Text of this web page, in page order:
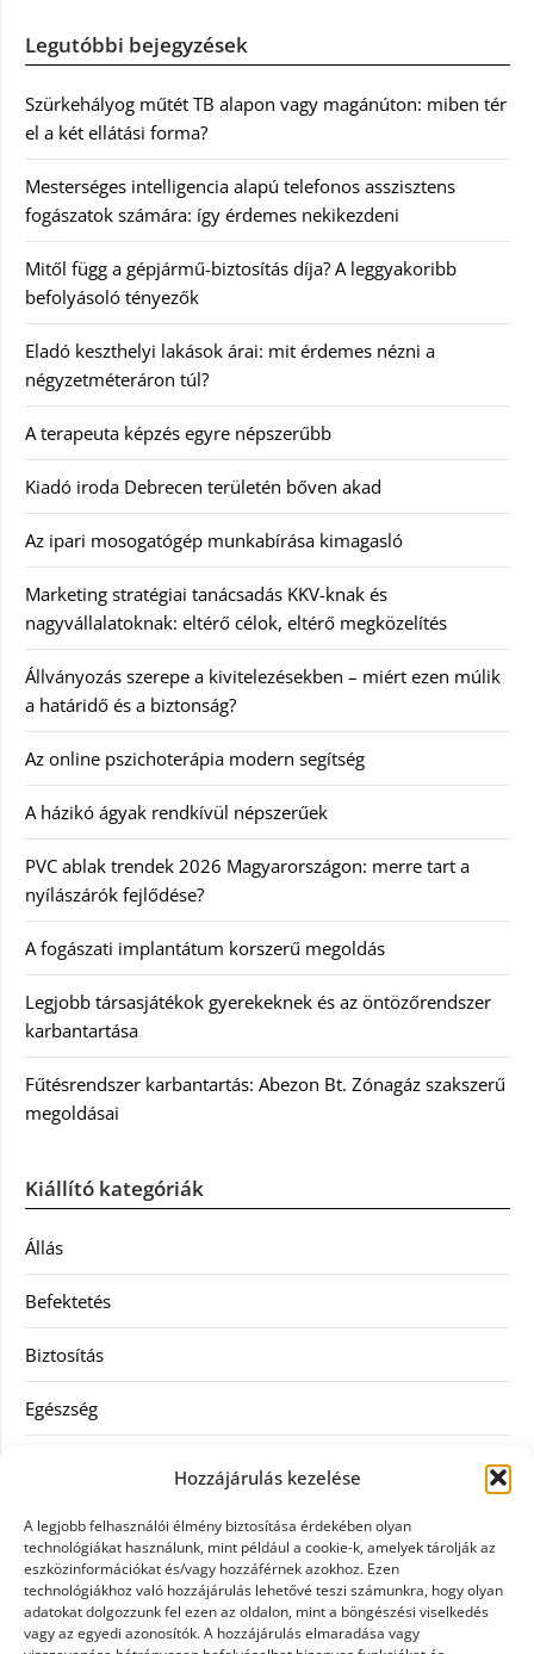
Hozzájárulás kezelése
A legjobb felhasználói élmény biztosítása érdekében olyan
technológiákat használunk, mint például a cookie-k, amelyek tárolják az
eszközinformációkat és/vagy hozzáférnek azokhoz. Ezen
technológiákhoz való hozzájárulás lehetővé teszi számunkra, hogy olyan
adatokat dolgozzunk fel ezen az oldalon, mint a böngészési viselkedés
vagy az egyedi azonosítók. A hozzájárulás elmaradása vagy
Legutóbbi bejegyzések
Szürkehályog műtét TB alapon vagy magánúton: miben tér
el a két ellátási forma?
Mesterséges intelligencia alapú telefonos asszisztens
fogászatok számára: így érdemes nekikezdeni
Mitől függ a gépjármű-biztosítás díja? A leggyakoribb
befolyásoló tényezők
Eladó keszthelyi lakások árai: mit érdemes nézni a
négyzetméteráron túl?
A terapeuta képzés egyre népszerűbb
Kiadó iroda Debrecen területén bőven akad
Az ipari mosogatógép munkabírása kimagasló
Marketing stratégiai tanácsadás KKV-knak és
nagyvállalatoknak: eltérő célok, eltérő megközelítés
Állványozás szerepe a kivitelezésekben – miért ezen múlik
a határidő és a biztonság?
Az online pszichoterápia modern segítség
A házikó ágyak rendkívül népszerűek
PVC ablak trendek 2026 Magyarországon: merre tart a
nyílászárók fejlődése?
A fogászati implantátum korszerű megoldás
Legjobb társasjátékok gyerekeknek és az öntözőrendszer
karbantartása
Fűtésrendszer karbantartás: Abezon Bt. Zónagáz szakszerű
megoldásai
Kiállító kategóriák
Állás
Befektetés
Biztosítás
Egészség
Ingatlan
Művészetek és szórakozás
Múzeumok